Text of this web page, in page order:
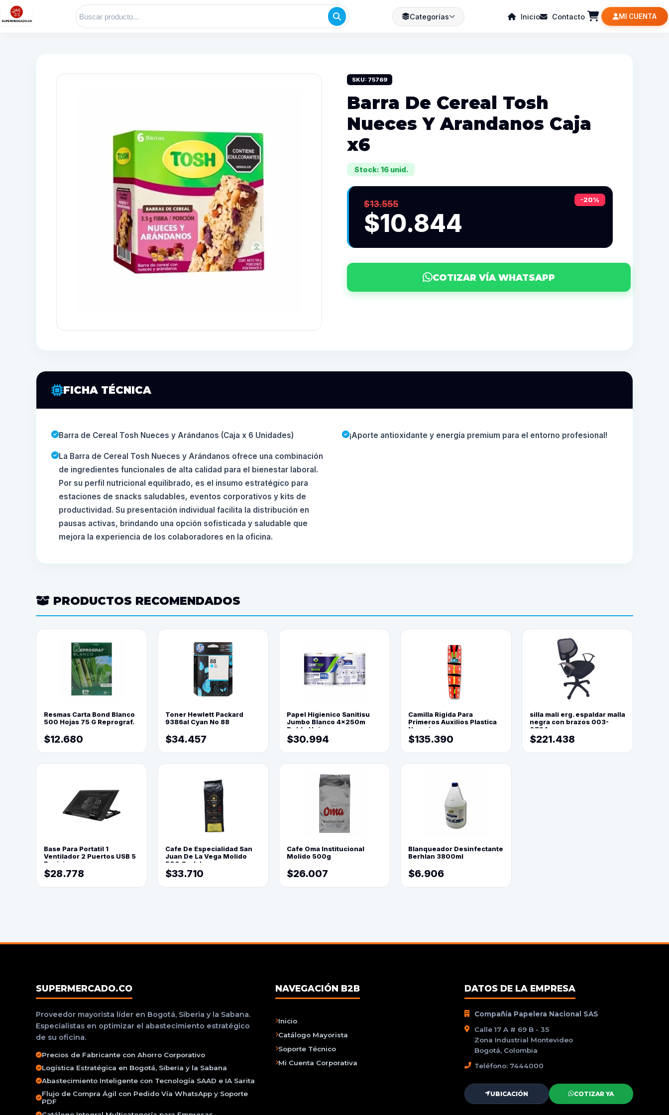
Categorías Inicio Contacto MI CUENTA
SKU: 75769
Barra De Cereal Tosh
Nueces Y Arandanos Caja
x6
Stock: 16 unid.
-20%
$13.555
$10.844
COTIZAR VÍA WHATSAPP
FICHA TÉCNICA
Barra de Cereal Tosh Nueces y Arándanos (Caja x 6 Unidades) ¡Aporte antioxidante y energía premium para el entorno profesional!
La Barra de Cereal Tosh Nueces y Arándanos ofrece una combinación
de ingredientes funcionales de alta calidad para el bienestar laboral.
Por su perfil nutricional equilibrado, es el insumo estratégico para
estaciones de snacks saludables, eventos corporativos y kits de
productividad. Su presentación individual facilita la distribución en
pausas activas, brindando una opción sofisticada y saludable que
mejora la experiencia de los colaboradores en la oficina.
PRODUCTOS RECOMENDADOS
Resmas Carta Bond Blanco
500 Hojas 75 G Reprograf.
$12.680
Toner Hewlett Packard
9386al Cyan No 88
$34.457
Papel Higienico Sanitisu
Jumbo Blanco 4x250m
Doble Hoja
$30.994
Camilla Rigida Para
Primeros Auxilios Plastica
Naranja
$135.390
silla mali erg. espaldar malla
negra con brazos 003-
0794
$221.438
Base Para Portatil 1
Ventilador 2 Puertos USB 5
Posiciones
$28.778
Cafe De Especialidad San
Juan De La Vega Molido
500 Grs(=)
$33.710
Cafe Oma Institucional
Molido 500g
$26.007
Blanqueador Desinfectante
Berhlan 3800ml
$6.906
SUPERMERCADO.CO
Proveedor mayorista líder en Bogotá, Siberia y la Sabana.
Especialistas en optimizar el abastecimiento estratégico
de su oficina.
Precios de Fabricante con Ahorro Corporativo
Logística Estratégica en Bogotá, Siberia y la Sabana
Abastecimiento Inteligente con Tecnología SAAD e IA Sarita
Flujo de Compra Ágil con Pedido Vía WhatsApp y Soporte
PDF
NAVEGACIÓN B2B
Inicio
Catálogo Mayorista
Soporte Técnico
Mi Cuenta Corporativa
DATOS DE LA EMPRESA
Compañía Papelera Nacional SAS
Calle 17 A # 69 B - 35
Zona Industrial Montevideo
Bogotá, Colombia
Teléfono: 7444000
UBICACIÓN COTIZAR YA